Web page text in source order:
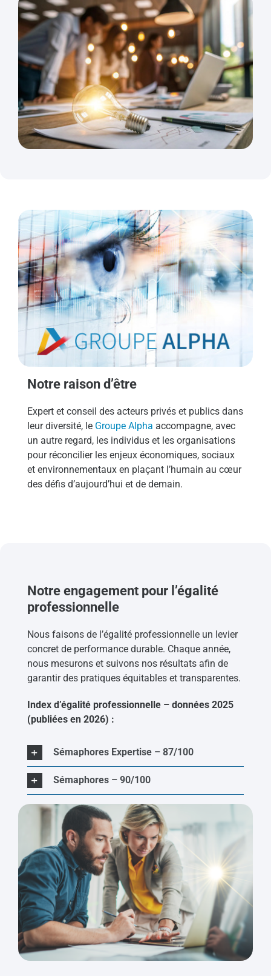
Notre raison d’être
Expert et conseil des acteurs privés et publics dans
leur diversité, le Groupe Alpha accompagne, avec
un autre regard, les individus et les organisations
pour réconcilier les enjeux économiques, sociaux
et environnementaux en plaçant l’humain au cœur
des défis d’aujourd’hui et de demain.
Notre engagement pour l’égalité
professionnelle
Nous faisons de l’égalité professionnelle un levier
concret de performance durable. Chaque année,
nous mesurons et suivons nos résultats afin de
garantir des pratiques équitables et transparentes.
Index d’égalité professionnelle – données 2025
(publiées en 2026) :
Sémaphores Expertise – 87/100
Sémaphores – 90/100